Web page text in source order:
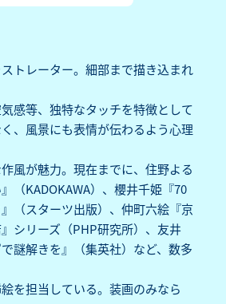
トレーター。細部まで描き込まれ
感等、独特なタッチを特徴として
、風景にも表情が伝わるよう心理
風が魅力。現在までに、住野よる
（KADOKAWA）、櫻井千姫『70
（スターツ出版）、仲町六絵『京
シリーズ（PHP研究所）、友井
謎解きを』（集英社）など、数多
を担当している。装画のみなら